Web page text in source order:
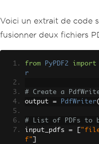
Voici un extrait de code
fusionner deux fichiers
from PyPDF2 import
r
# Create a
output = PdfWriter
# List of PDFs to
input_pdfs =
f"